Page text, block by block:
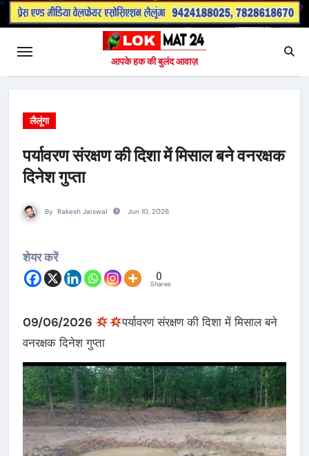
आपके हक की बुलंद आवाज़
लैलूंगा
पर्यावरण संरक्षण की दिशा में मिसाल बने वनरक्षक
दिनेश गुप्ता
By Rakesh Jaiswal Jun 10, 2026
शेयर करें
0
Shares
09/06/2026
पर्यावरण संरक्षण की दिशा में मिसाल बने
वनरक्षक दिनेश गुप्ता